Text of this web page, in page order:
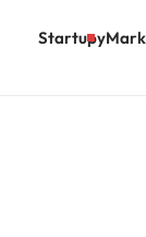
Startupy